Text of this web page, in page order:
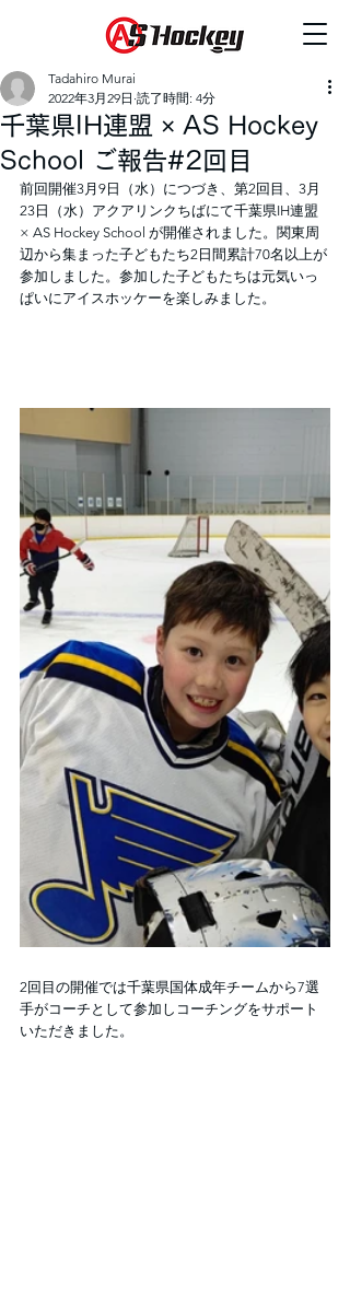
千葉県IH連盟 × AS Hockey
School ご報告#2回目
Tadahiro Murai
2022年3月29日 読了時間: 4分
前回開催3月9日（水）につづき、第2回目、3月
23日（水）アクアリンクちばにて千葉県IH連盟
× AS Hockey School が開催されました。関東周
辺から集まった子どもたち2日間累計70名以上が
参加しました。参加した子どもたちは元気いっ
ぱいにアイスホッケーを楽しみました。
2回目の開催では千葉県国体成年チームから7選
手がコーチとして参加しコーチングをサポート
いただきました。